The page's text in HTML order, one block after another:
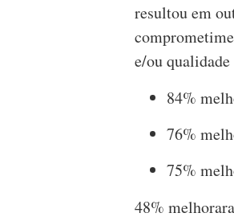
resultou em
e/ou
84%
76%
75%
48%